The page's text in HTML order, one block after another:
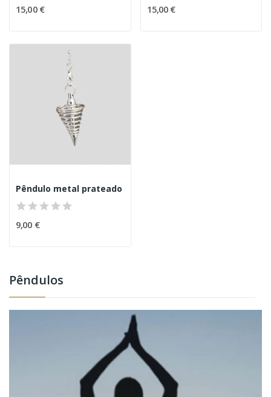
Pêndulos
15,00 € 15,00 €
Pêndulo metal prateado
9,00 €